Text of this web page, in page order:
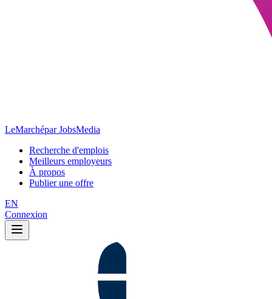
LeMarchépar JobsMedia
Recherche d'emplois
Meilleurs employeurs
À propos
Publier une offre
EN
Connexion